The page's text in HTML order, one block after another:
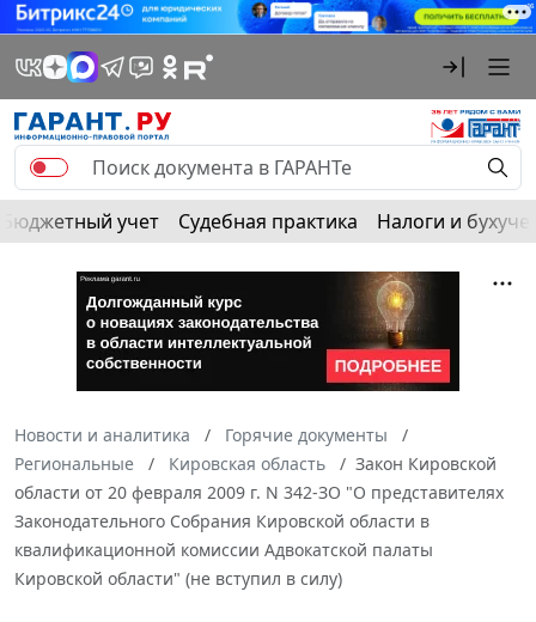
Бюджетный учет Судебная практика Налоги и
Новости и аналитика
Горячие документы
Региональные
Кировская область
Закон Кировской
области от 20 февраля 2009 г. N 342-ЗО "О представителях
Законодательного Собрания Кировской области в
квалификационной комиссии Адвокатской палаты
Кировской области" (не вступил в силу)